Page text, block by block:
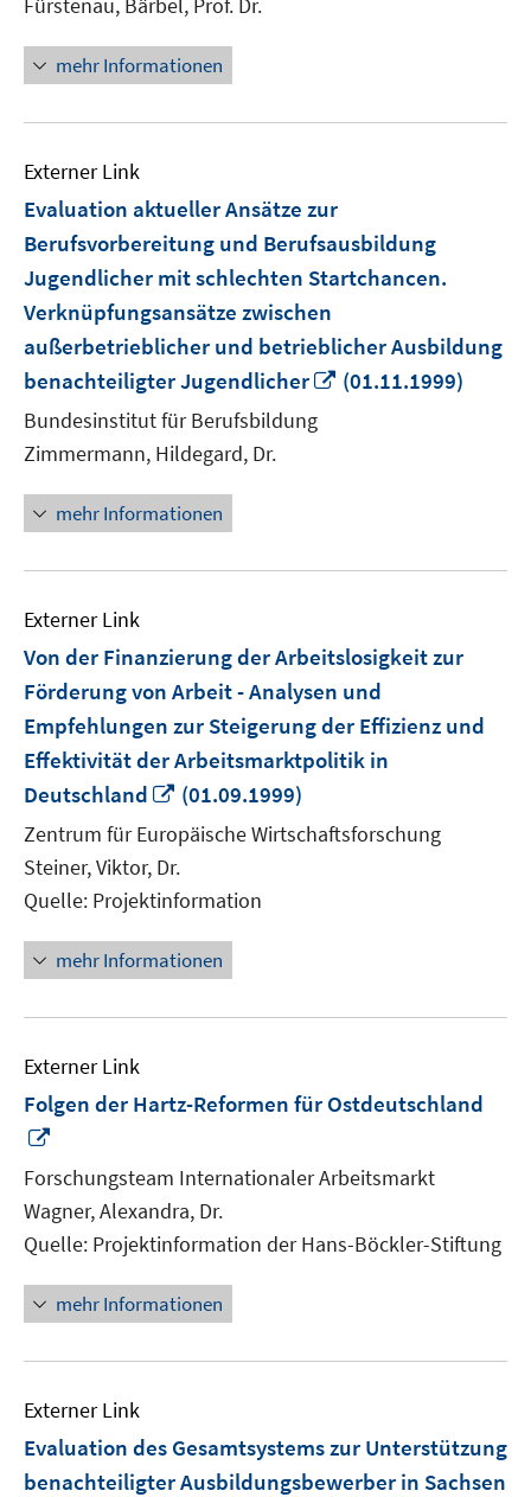
mehr Informationen
Externer Link
Evaluation aktueller Ansätze zur
Berufsvorbereitung und Berufsausbildung
Jugendlicher mit schlechten Startchancen.
Verknüpfungsansätze zwischen
außerbetrieblicher und betrieblicher Ausbildung
benachteiligter Jugendlicher
In
(01.11.1999)
Bundesinstitut für Berufsbildung
Zimmermann, Hildegard, Dr.
mehr Informationen
Externer Link
Von der Finanzierung der Arbeitslosigkeit zur
Förderung von Arbeit - Analysen und
Empfehlungen zur Steigerung der Effizienz und
Effektivität der Arbeitsmarktpolitik in
Deutschland
In
neuem
Fenster
öffnen
(01.09.1999)
Zentrum für Europäische Wirtschaftsforschung
Steiner, Viktor, Dr.
Quelle: Projektinformation
mehr Informationen
Externer Link
Folgen der Hartz-Reformen für Ostdeutschland
neuem
Fenster
öffnen
Forschungsteam Internationaler Arbeitsmarkt
Wagner, Alexandra, Dr.
Quelle: Projektinformation der Hans-Böckler-Stiftung
mehr Informationen
Externer Link
Evaluation des Gesamtsystems zur Unterstützung
benachteiligter Ausbildungsbewerber in Sachsen